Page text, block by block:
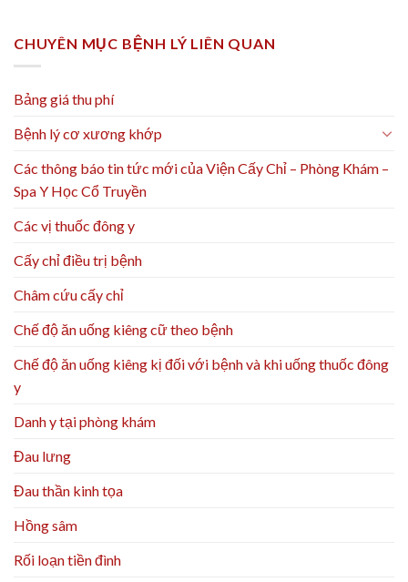
CHUYÊN MỤC BỆNH LÝ LIÊN QUAN
Bảng giá thu phí
Bệnh lý cơ xương khớp
Các thông báo tin tức mới của Viện Cấy Chỉ – Phòng Khám –
Spa Y Học Cổ Truyền
Các vị thuốc đông y
Cấy chỉ điều trị bệnh
Châm cứu cấy chỉ
Chế độ ăn uống kiêng cữ theo bệnh
Chế độ ăn uống kiêng kị đối với bệnh và khi uống thuốc đông
y
Danh y tại phòng khám
Đau lưng
Đau thần kinh tọa
Hồng sâm
Rối loạn tiền đình